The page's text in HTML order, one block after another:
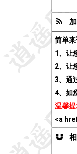
简单
1、让
2、让
3、通
4、如
温馨
<a